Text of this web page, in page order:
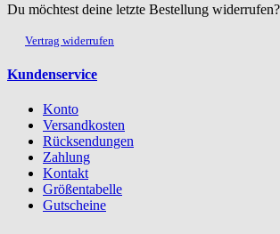
Du möchtest deine letzte Bestellung widerrufen?
Vertrag widerrufen
Kundenservice
Konto
Versandkosten
Rücksendungen
Zahlung
Kontakt
Größentabelle
Gutscheine